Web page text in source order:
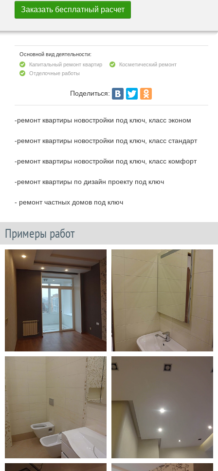
Основной вид деятельности:
Капитальный ремонт квартир
Косметический ремонт
Отделочные работы
Поделиться:
-ремонт квартиры новостройки под ключ, класс эконом
-ремонт квартиры новостройки под ключ, класс стандарт
-ремонт квартиры новостройки под ключ, класс комфорт
-ремонт квартиры по дизайн проекту под ключ
- ремонт частных домов под ключ
Примеры работ